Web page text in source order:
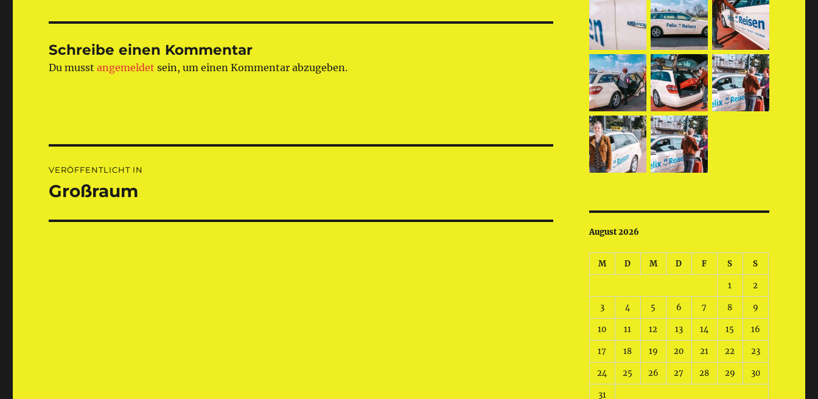
Schreibe einen Kommentar
Du musstangemeldet sein, um einen Kommentar abzugeben.
VERÖFFENTLICHT IN
Großraum
August 2026
M D M D F S S
1 2
3 4 5 6 7 8 9
10 11 12 13 14 15 16
17 18 19 20 21 22 23
24 25 26 27 28 29 30
31